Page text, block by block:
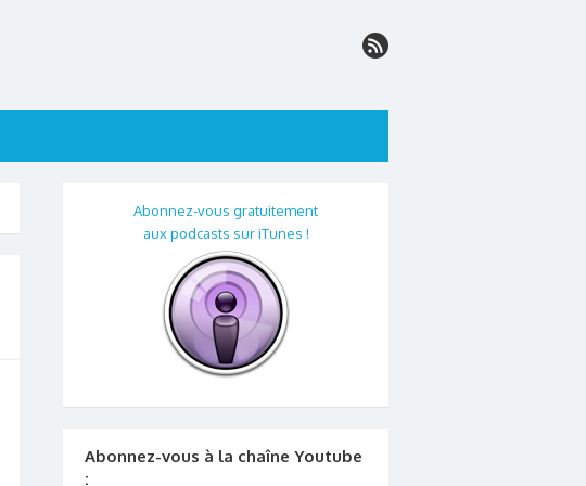
Abonnez-vous gratuitement
aux podcasts sur iTunes !
Abonnez-vous à la chaîne Youtube
: